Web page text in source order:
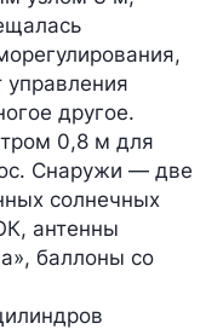
управления
другое.
0,8 м для
Снаружи — две
солнечных
антенны
баллоны со